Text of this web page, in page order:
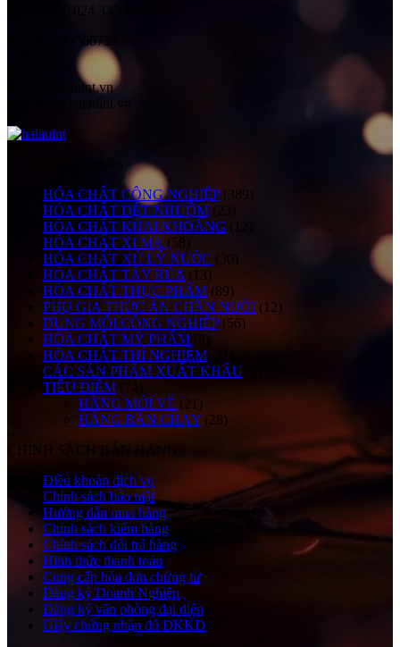
024 33560759
haiau@haiauint.vn
HÓA CHẤT CÔNG NGHIỆP (389)
HÓA CHẤT DỆT NHUỘM (23)
HÓA CHẤT KHAI KHOÁNG
HÓA CHẤT XI MẠ (58)
HÓA CHẤT XỬ LÝ NƯỚC (30)
HÓA CHẤT TẨY RỬA (13)
HÓA CHẤT THỰC PHẨM (89)
PHỤ GIA THỨC ĂN CHĂN NUÔI (12)
DUNG MÔI CÔNG NGHIỆP (56)
HÓA CHẤT MỸ PHẨM
(8)
HÓA CHẤT THÍ NGHIỆM
CÁC SẢN PHẨM XUẤT KHẨU
TIÊU ĐIỂM
(74)
HÀNG MỚI VỀ (21)
HÀNG BÁN CHẠY (28)
CHÍNH SÁCH BÁN HÀNG
Điều khoản dịch vụ
Chính sách bảo mật
Hướng dẫn mua hàng
Chính sách kiểm hàng
Chính sách đổi trả hàng
Hình thức thanh toán
Cung cấp hóa đơn chứng từ
Đăng ký Doanh Nghiệp
Đăng ký văn phòng đại diện
Giấy chứng nhận đủ ĐKKD